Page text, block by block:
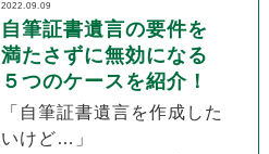
2022.09.09
自筆証書遺言の要件を
満たさずに無効になる
５つのケースを紹介！
「自筆証書遺言を作成した
いけど…」